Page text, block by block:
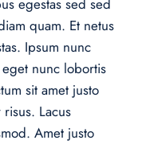
egestas sed sed
quam. Et netus
Ipsum nunc
nunc lobortis
sit amet justo
Lacus
Amet justo